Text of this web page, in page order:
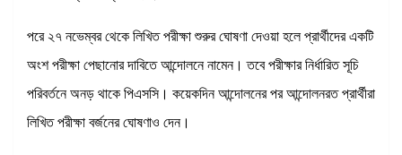
পরে ২৭ নভেম্বর থেকে লিখিত পরীক্ষা শুরুর ঘোষণা দেওয়া হলে প্রার্থীদের একটি
অংশ পরীক্ষা পেছানোর দাবিতে আন্দোলনে নামেন। তবে পরীক্ষার নির্ধারিত সূচি
পরিবর্তনে অনড় থাকে পিএসসি। কয়েকদিন আন্দোলনের পর আন্দোলনরত প্রার্থীরা
লিখিত পরীক্ষা বর্জনের ঘোষণাও দেন।